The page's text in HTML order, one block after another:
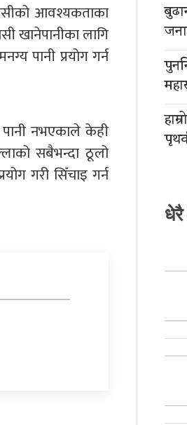
आवश्यकताका
खानेपानीका लागि
पानी प्रयोग गर्न
नभएकाले केही
सबैभन्दा ठूलो
गरी सिँचाइ गर्न
धेरै